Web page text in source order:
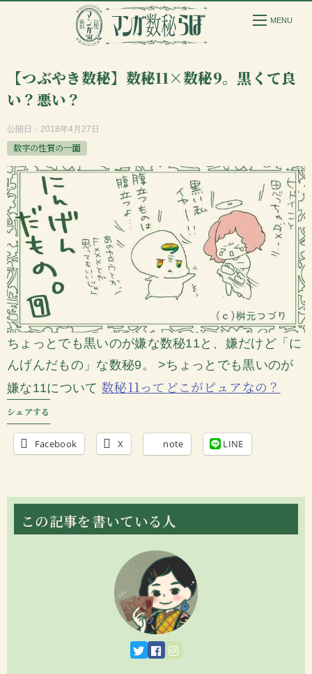
【つぶやき数秘】数秘11×数秘9。黒くて良
い？悪い？
公開日： 2018年4月27日
数字の性質の一面
ちょっとでも黒いのが嫌な数秘11と、嫌だけど「に
んげんだもの」な数秘9。 >ちょっとでも黒いのが
嫌な11について 数秘11 ってどこがピュアなの？
シェアする
Facebook X note LINE
この記事を書いている人